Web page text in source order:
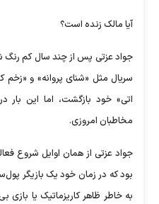
آیا مالک زنده است؟
جواد عزتی پس از چند سال کم رنگ
سریال مثل «شنای پروانه» و «زخم
اتی» خود بازگشت، اما این بار
مخاطبان امروزی.
جواد عزتی از همان اوایل شروع
بود که در زمان خود یک بازیگر
به خاطر ظاهر کاریزماتیک یا